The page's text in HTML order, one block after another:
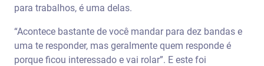
para trabalhos, é uma delas.
“Acontece bastante de você mandar para dez bandas e
uma te responder, mas geralmente quem responde é
porque ficou interessado e vai rolar”. E este foi